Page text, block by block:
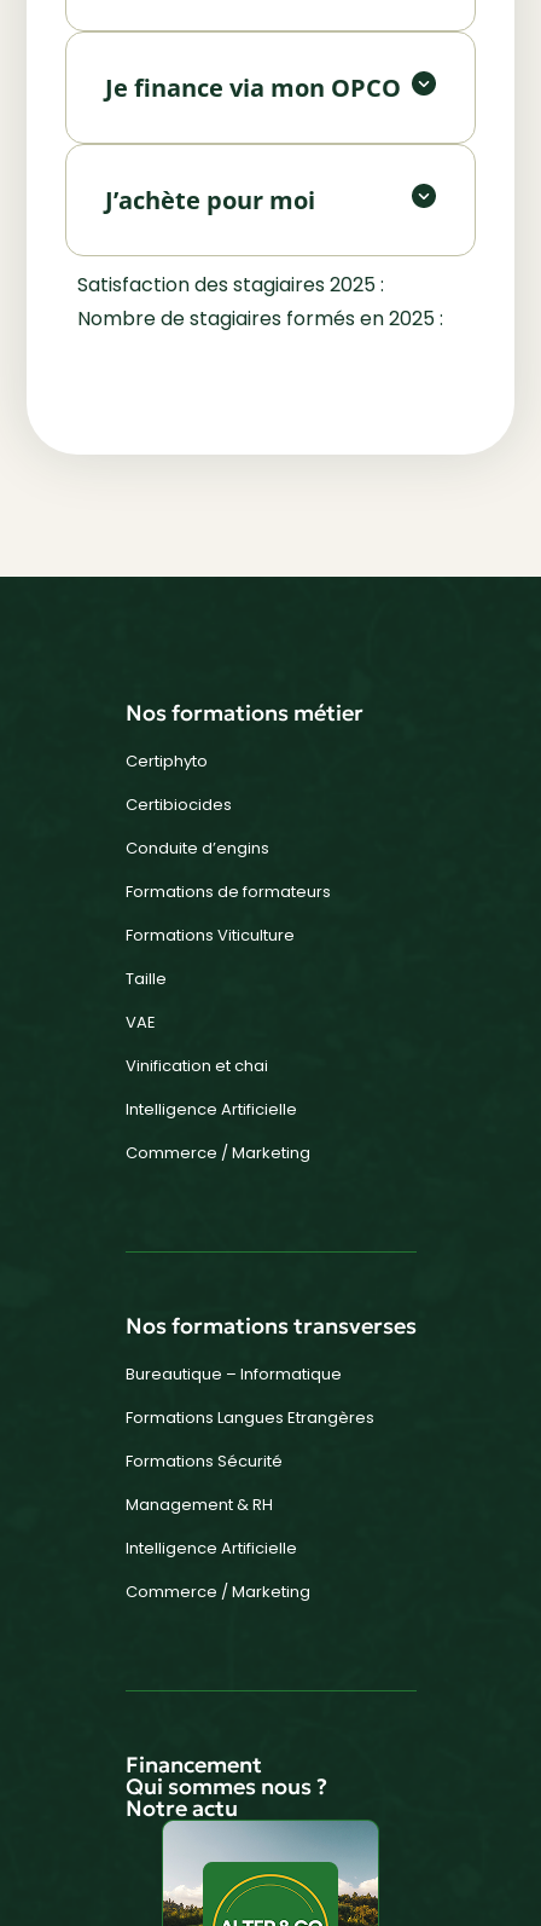
Je finance via mon OPCO
accompagnons dans les
J’achète pour moi
Vous souhaitez investir
personnellement dans votre
formation ? Contactez-nous pour
un accompagnement
Satisfaction des stagiaires 2025 :
Nombre de stagiaires formés en 2025 :
Nos formations métier
Certiphyto
Certibiocides
Conduite d’engins
Formations de formateurs
Formations Viticulture
Taille
VAE
Vinification et chai
Intelligence Artificielle
Commerce / Marketing
Nos formations transverses
Bureautique – Informatique
Formations Langues Etrangères
Formations Sécurité
Management & RH
Intelligence Artificielle
Commerce / Marketing
Financement
Qui sommes nous ?
Notre actu